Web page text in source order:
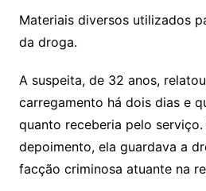
Materiais diversos utilizados
da droga.
A suspeita, de 32 anos,
carregamento há dois dias e
quanto receberia pelo serviço.
depoimento, ela guardava a
facção criminosa atuante na